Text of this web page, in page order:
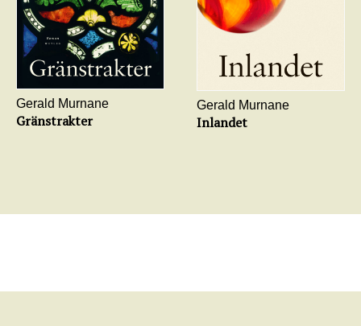
Gerald Murnane
Gränstrakter
Gerald Murnane
Inlandet